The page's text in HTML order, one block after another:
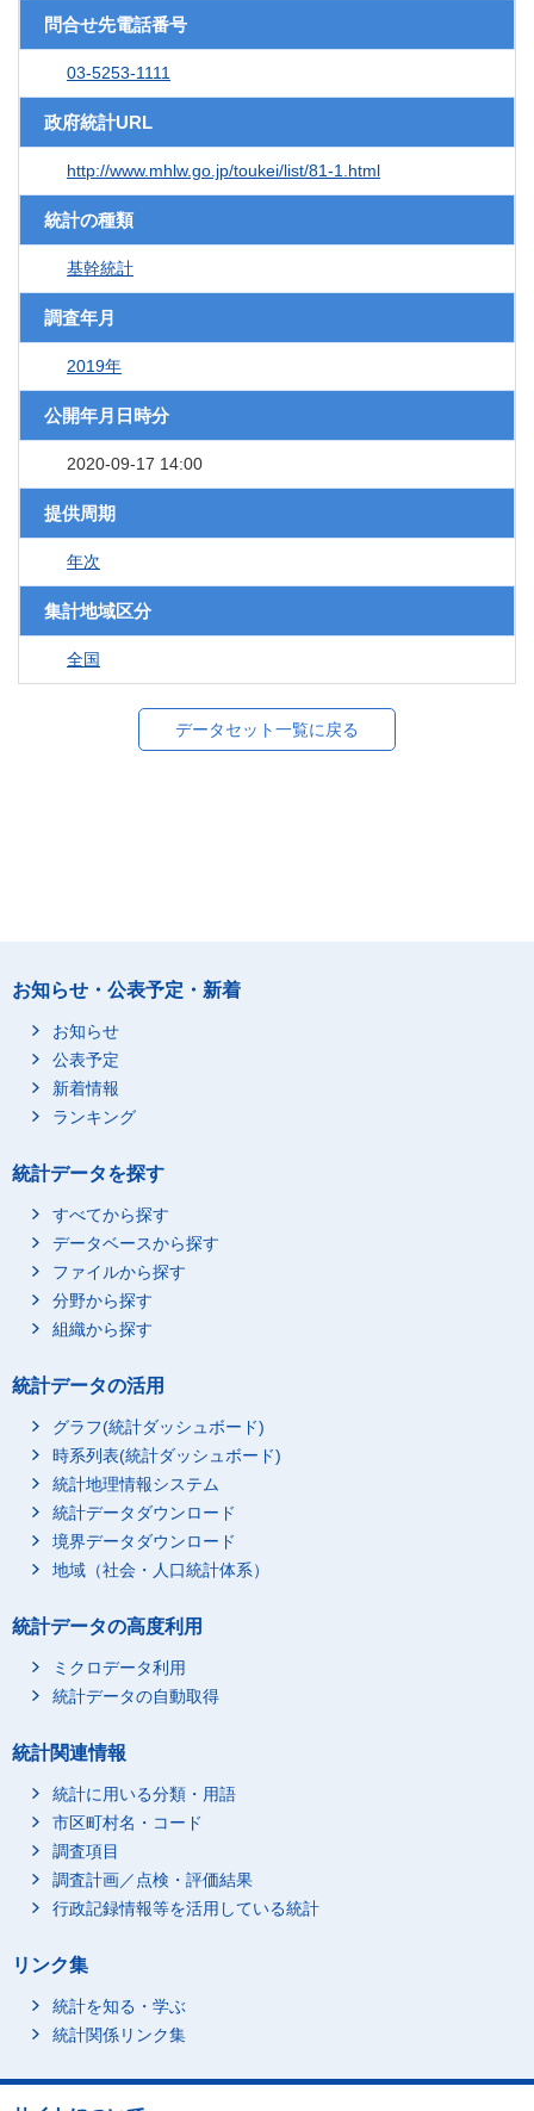
問合せ先電話番号
03-5253-1111
政府統計URL
http://www.mhlw.go.jp/toukei/list/81-1.html
統計の種類
基幹統計
調査年月
2019年
公開年月日時分
2020-09-17 14:00
提供周期
年次
集計地域区分
全国
データセット一覧に戻る
お知らせ・公表予定・新着
お知らせ
公表予定
新着情報
ランキング
統計データを探す
すべてから探す
データベースから探す
ファイルから探す
分野から探す
組織から探す
統計データの活用
グラフ(統計ダッシュボード)
時系列表(統計ダッシュボード)
統計地理情報システム
統計データダウンロード
境界データダウンロード
地域（社会・人口統計体系）
統計データの高度利用
ミクロデータ利用
統計データの自動取得
統計関連情報
統計に用いる分類・用語
市区町村名・コード
調査項目
調査計画／点検・評価結果
行政記録情報等を活用している統計
リンク集
統計を知る・学ぶ
統計関係リンク集